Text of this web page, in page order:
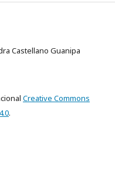
Castellano Guanipa
Creative Commons
.